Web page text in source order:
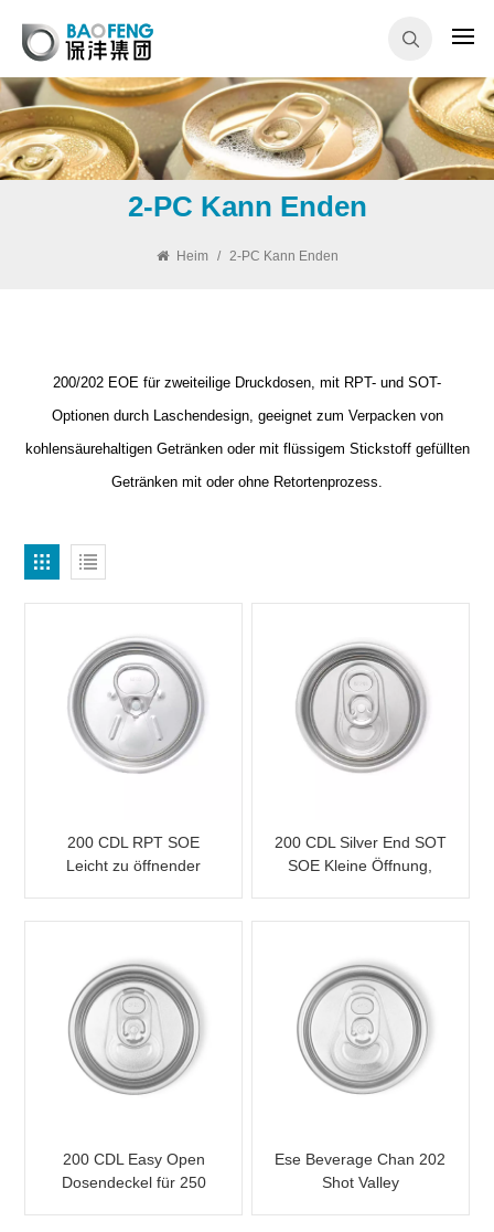
2-PC Kann Enden
Heim / 2-PC Kann Enden
200/202 EOE für zweiteilige Druckdosen, mit RPT- und SOT-
Optionen durch Laschendesign, geeignet zum Verpacken von
kohlensäurehaltigen Getränken oder mit flüssigem Stickstoff gefüllten
Getränken mit oder ohne Retortenprozess.
200 CDL RPT SOE
Leicht zu öffnender
200 CDL Silver End SOT
SOE Kleine Öffnung,
200 CDL Easy Open
Dosendeckel für 250
Ese Beverage Chan 202
Shot Valley